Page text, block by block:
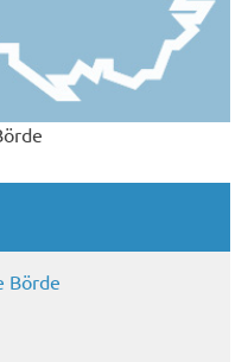
Börde